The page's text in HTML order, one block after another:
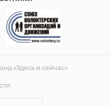
«Здесь и сейчас»